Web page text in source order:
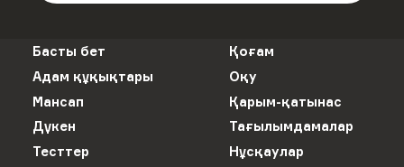
Басты бет
Қоғам
Адам құқықтары
Оқу
Мансап
Қарым-қатынас
Дүкен
Тағылымдамалар
Тесттер
Нұсқаулар